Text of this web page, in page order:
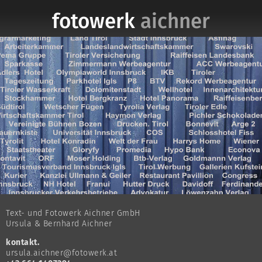
fotowerk aichner
Text- und Fotowerk Aichner GmbH
Ursula & Bernhard Aichner
kontakt.
ursula.aichner@fotowerk.at